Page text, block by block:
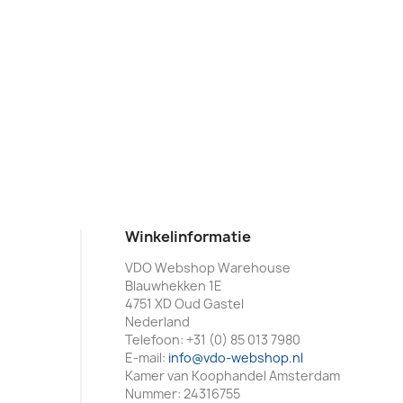
Winkelinformatie
VDO Webshop Warehouse
Blauwhekken 1E
4751 XD Oud Gastel
Nederland
Telefoon: +31 (0) 85 013 7980
E-mail: info@vdo-webshop.nl
Kamer van Koophandel Amsterdam
Nummer: 24316755